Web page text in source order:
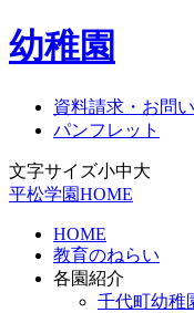
幼稚園
資料請求・お問
パンフレット
文字サイズ小中大
平松学園HOME
HOME
教育のねらい
各園紹介
千代町幼稚